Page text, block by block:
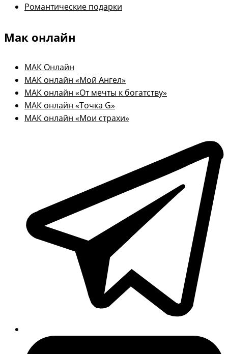
Романтические подарки
Мак онлайн
МАК Онлайн
МАК онлайн «Мой Ангел»
МАК онлайн «От мечты к богатству»
МАК онлайн «Точка G»
МАК онлайн «Мои страхи»